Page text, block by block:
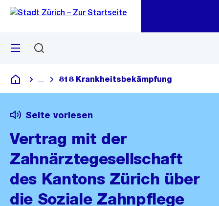
Navigation
Sprunglink
Menü
Deutsch
Blende alle Breadcrumbs ein
818 Krankheitsbekämpfung
Seite vorlesen
Vertrag mit der
Zahnärztegesellschaft
des Kantons Zürich über
die Soziale Zahnpflege